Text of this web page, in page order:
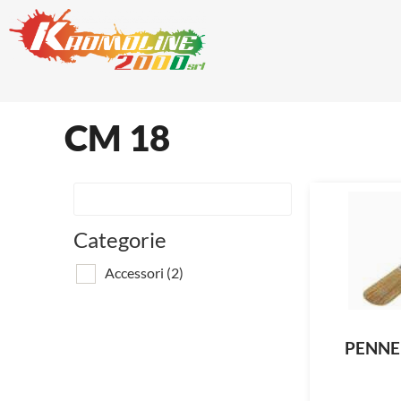
CM 18
Categorie
Accessori (2)